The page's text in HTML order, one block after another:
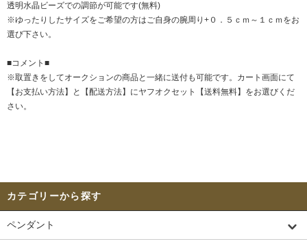
透明水晶ビーズでの調節が可能です(無料)
※ゆったりしたサイズをご希望の方はご自身の腕周り+０．５ｃｍ～１ｃｍをお
選び下さい。
■コメント■
※取置きをしてオークションの商品と一緒に送付も可能です。カート画面にて
【お支払い方法】と【配送方法】にヤフオクセット【送料無料】をお選びくだ
さい。
カテゴリーから探す
ペンダント